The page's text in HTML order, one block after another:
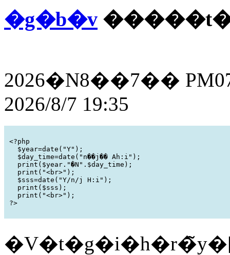
�g�b�v
2026�N8��7��
2026/8/7 19:35
<?php
  $year=date("Y");
  $day_time=date("n��j�� Ah:i");
  print($year."�N".$day_time);
  print("<br>");
  $sss=date("Y/n/j H:i");
  print($sss);
  print("<br>");